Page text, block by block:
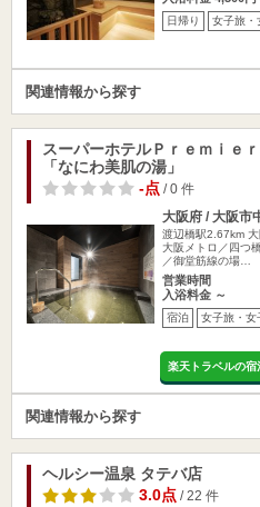
日帰り 女子旅・
関連情報から探す
スーパーホテルＰｒｅｍｉｅ
「なにわ美肌の湯」
-点/ 0 件
大阪府 / 大阪市
渡辺橋駅2.67km
大阪メトロ／四つ
／御堂筋線の場…
営業時間
入浴料金 ～
宿泊 女子旅・女
楽天トラベルの宿
関連情報から探す
ヘルシー温泉 タテバ店
3.0点/ 22 件